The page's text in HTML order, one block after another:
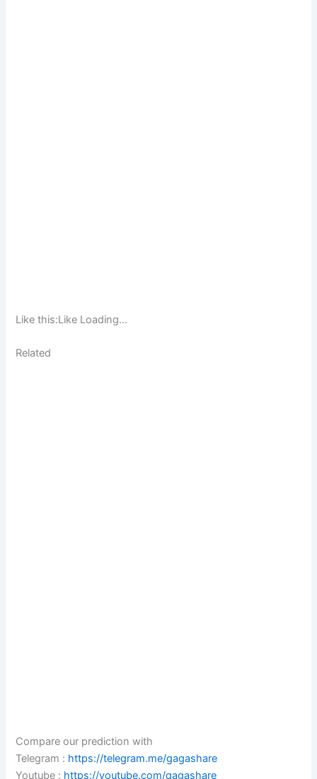
Like this:Like Loading…
Related
Compare our prediction with
Telegram : https://telegram.me/gagashare
Youtube : https://youtube.com/gagashare